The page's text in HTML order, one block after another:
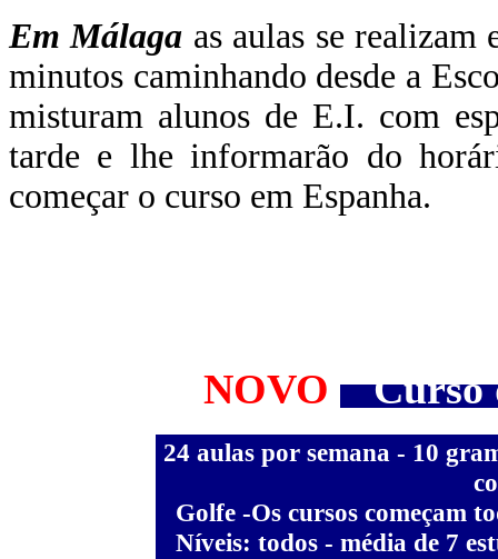
Em Málaga as aulas se realizam
minutos caminhando desde a
misturam alunos de E.I. com
tarde e lhe informarão do
começar o curso em Espanha.
NOVO Curso
24 aulaspor semana - 10
Golfe -Os cursos começam
Níveis: todos - média de 7